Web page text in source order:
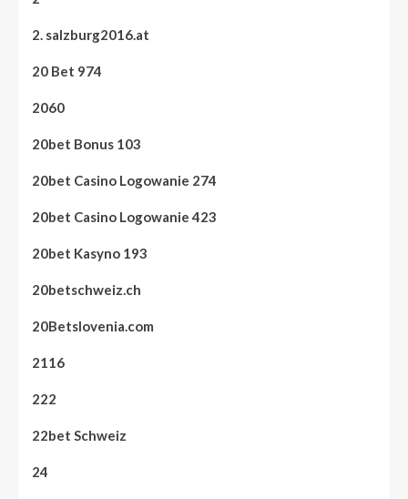
2. salzburg2016.at
20 Bet 974
2060
20bet Bonus 103
20bet Casino Logowanie 274
20bet Casino Logowanie 423
20bet Kasyno 193
20betschweiz.ch
20Betslovenia.com
2116
222
22bet Schweiz
24